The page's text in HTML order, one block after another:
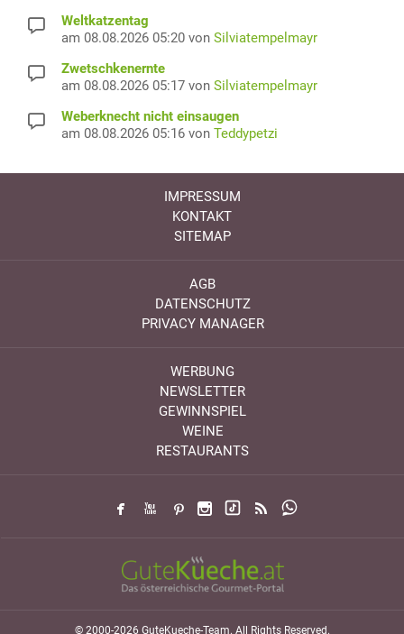
Weltkatzentag
am 08.08.2026 05:20 von Silviatempelmayr
Zwetschkenernte
am 08.08.2026 05:17 von Silviatempelmayr
Weberknecht nicht einsaugen
am 08.08.2026 05:16 von Teddypetzi
IMPRESSUM
KONTAKT
SITEMAP
AGB
DATENSCHUTZ
PRIVACY MANAGER
WERBUNG
NEWSLETTER
GEWINNSPIEL
WEINE
RESTAURANTS
© 2000-2026 GuteKueche-Team. All Rights Reserved.